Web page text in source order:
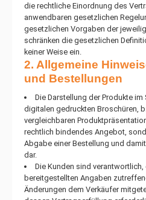
die rechtliche Einordnung des
anwendbaren gesetzlichen
gesetzlichen Vorgaben der
schränken die gesetzlichen
keiner Weise ein.
2. Allgemeine
und Bestellungen
Die Darstellung der Produkte
digitalen gedruckten Broschüren,
vergleichbaren
rechtlich bindendes Angebot,
Abgabe einer Bestellung und
dar.
Die Kunden sind
bereitgestellten Angaben
Änderungen dem Verkäufer